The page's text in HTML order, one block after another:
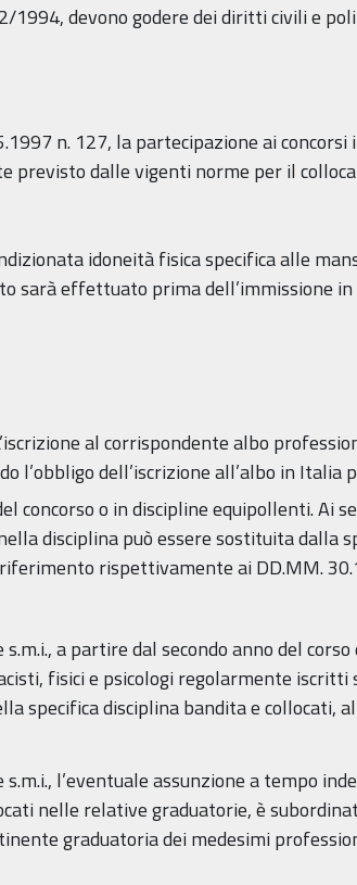
1994, devono godere dei diritti civili e
n. 127, la partecipazione ai
dalle vigenti norme per il
idoneità fisica specifica alle
sarà effettuato prima dell’immissione
al corrispondente albo
l’obbligo dell’iscrizione all’albo in Italia
concorso o in discipline equipollenti. Ai
disciplina può essere sostituita dalla
rispettivamente ai DD.MM.
a partire dal secondo anno del
fisici e psicologi regolarmente iscritti
specifica disciplina bandita e collocati,
l’eventuale assunzione a tempo
nelle relative graduatorie, è
graduatoria dei medesimi